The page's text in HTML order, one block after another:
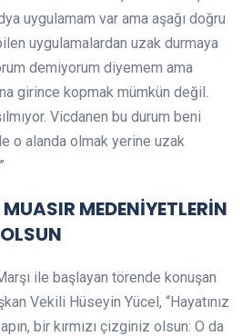
uygulamam var ama aşağı doğru
uygulamalardan uzak durmaya
demiyorum diyemem ama
girince kopmak mümkün değil.
Vicdanen bu durum beni
o alanda olmak yerine uzak
MEDENİYETLERİN
ile başlayan törende konuşan
Vekili Hüseyin Yücel, “Hayatınız
bir kırmızı çizginiz olsun: O da